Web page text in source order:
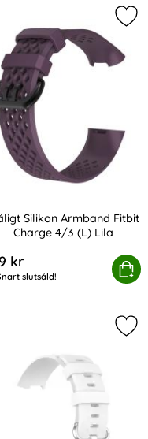
4/3 Champagne
Loop Metall
Silikon Armband Fitbit
Charge 4/3 (L) Lila
kr
slutsåld!
Köp
Silikon Armband
Charge 3 / 4